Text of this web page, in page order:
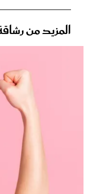
المزيد من